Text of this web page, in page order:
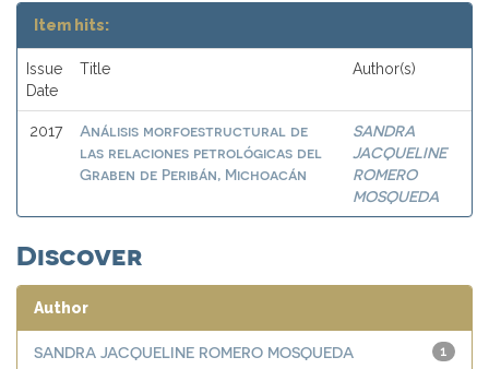
Item hits:
Issue
Date
Title Author(s)
2017
Análisis morfoestructural de
las relaciones petrológicas del
Graben de Peribán, Michoacán
SANDRA
JACQUELINE
ROMERO
MOSQUEDA
Discover
Author
1
SANDRA JACQUELINE ROMERO MOSQUEDA